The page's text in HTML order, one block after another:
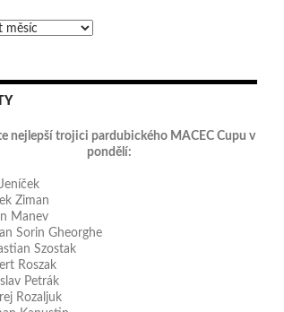
nejlepší trojici pardubického MACEC Cupu v
pondělí:
Ziman
Manev
Sorin Gheorghe
Szostak
Roszak
Petrák
Rozaljuk